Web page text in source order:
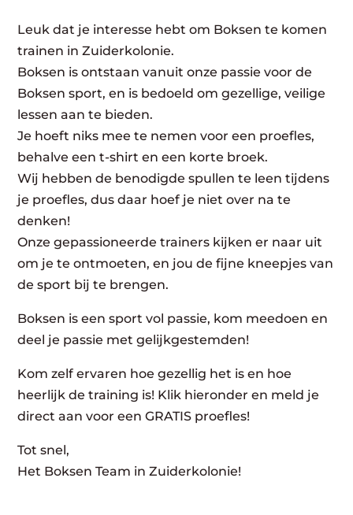
Leuk dat je interesse hebt om Boksen te komen
trainen in Zuiderkolonie.
Boksen is ontstaan vanuit onze passie voor de
Boksen sport, en is bedoeld om gezellige, veilige
lessen aan te bieden.
Je hoeft niks mee te nemen voor een proefles,
behalve een t-shirt en een korte broek.
Wij hebben de benodigde spullen te leen tijdens
je proefles, dus daar hoef je niet over na te
denken!
Onze gepassioneerde trainers kijken er naar uit
om je te ontmoeten, en jou de fijne kneepjes van
de sport bij te brengen.
Boksen is een sport vol passie, kom meedoen en
deel je passie met gelijkgestemden!
Kom zelf ervaren hoe gezellig het is en hoe
heerlijk de training is! Klik hieronder en meld je
direct aan voor een GRATIS proefles!
Tot snel,
Het Boksen Team in Zuiderkolonie!